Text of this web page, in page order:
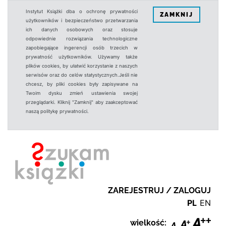
Instytut Książki dba o ochronę prywatności
użytkowników i bezpieczeństwo przetwarzania
ich danych osobowych oraz stosuje
odpowiednie rozwiązania technologiczne
zapobiegające ingerencji osób trzecich w
prywatność użytkowników. Używamy także
plików cookies, by ułatwić korzystanie z naszych
serwisów oraz do celów statystycznych.Jeśli nie
chcesz, by pliki cookies były zapisywane na
Twoim dysku zmień ustawienia swojej
przeglądarki. Kliknij "Zamknij" aby zaakceptować
naszą politykę prywatności.
ZAMKNIJ
ZAREJESTRUJ / ZALOGUJ
PL EN
wielkość: